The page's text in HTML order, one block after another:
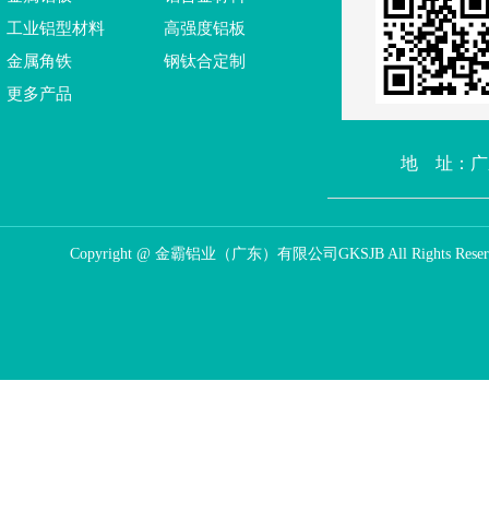
工业铝型材料
高强度铝板
金属角铁
钢钛合定制
更多产品
地 址：广
Copyright @ 金霸铝业（广东）有限公司GKSJB All Rights